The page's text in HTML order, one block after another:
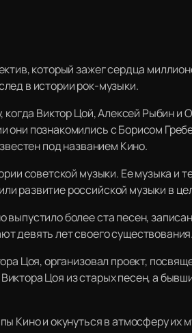
который зажег сердца
в истории рок-музыки.
когда Виктор Цой, Алексей Рыбин
они познакомились с Борисом
под названием Кино.
советской музыки. Ее музыка и
развитие российской музыки в
выпустило более ста песен,
девять лет своего существования.
Цоя, организовал проект,
Цоя из старых песен, а
Кино и окунуться в атмосферу их